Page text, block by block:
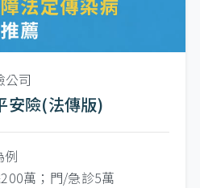
公司
安險(法傳版)
例
萬；門/急診5萬